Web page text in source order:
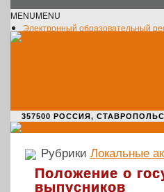
MENUMENU
Электронный образовательный
357500 РОССИЯ,
Рубрики Локальные
Положение о
выпусников